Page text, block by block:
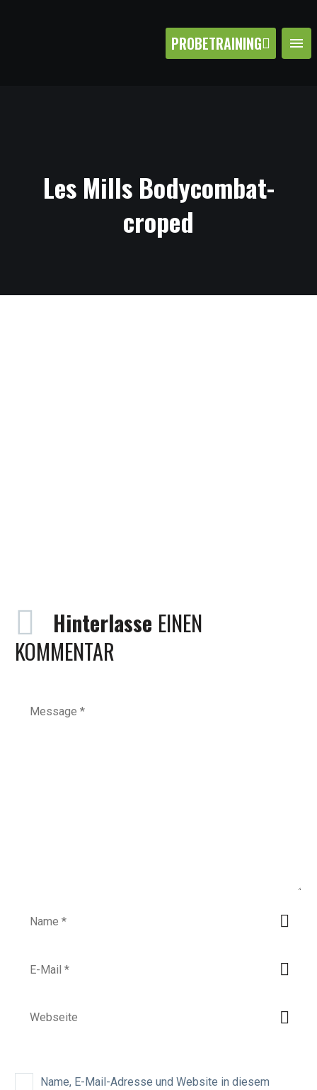
PROBETRAINING
Les Mills Bodycombat-
croped
Hinterlasse EINEN
KOMMENTAR
Name, E-Mail-Adresse und Website in diesem